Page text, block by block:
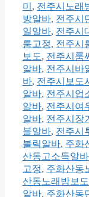
미 , 전주시노래
방알바, 전주시
일알바, 전주시
룸고정, 전주시
보도, 전주시룸
알바, 전주시바
바, 전주시보도
알바, 전주시업
알바, 전주시여
알바, 전주시장
블알바, 전주시
블릭알바, 주화
산동고소득알바
고정, 주화산동
산동노래방보도
알바, 주화산동